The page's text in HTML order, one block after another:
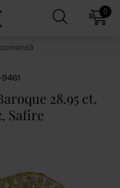
0
28.95 ct,
Safire